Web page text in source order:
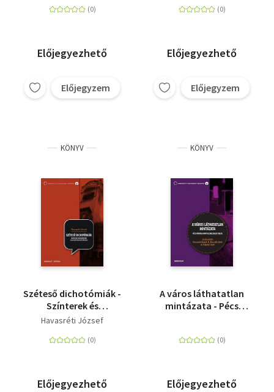
Előjegyezhető
Előjegyzem
Előjegyezhető
Előjegyzem
KÖNYV
Széteső dichotómiák -
Színterek és
diskurzusok a magyar
Havasréti József
Előjegyezhető
KÖNYV
A város láthatatlan
mintázata - Pécs
Előjegyezhető